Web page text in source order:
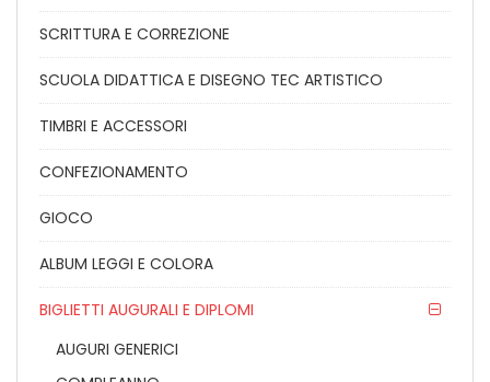
SCRITTURA E CORREZIONE
SCUOLA DIDATTICA E DISEGNO TEC ARTISTICO
TIMBRI E ACCESSORI
CONFEZIONAMENTO
GIOCO
ALBUM LEGGI E COLORA
BIGLIETTI AUGURALI E DIPLOMI
AUGURI GENERICI